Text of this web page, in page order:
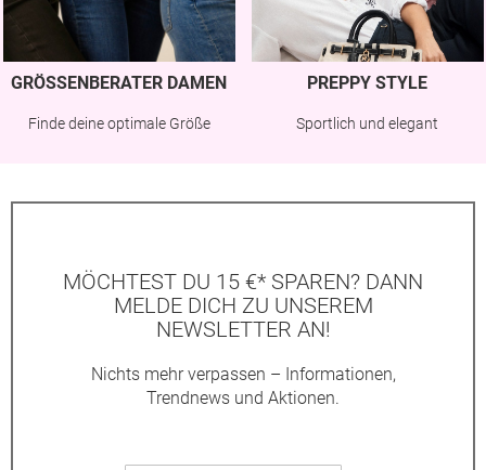
GRÖSSENBERATER DAMEN
Finde deine optimale Größe
PREPPY STYLE
Sportlich und elegant
MÖCHTEST DU 15 €* SPAREN? DANN
MELDE DICH ZU UNSEREM
NEWSLETTER AN!
Nichts mehr verpassen – Informationen,
Trendnews und Aktionen.